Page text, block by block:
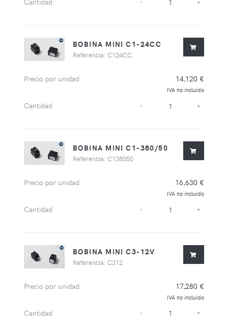
- +
BOBINA MINI C1-24CC
Referencia: C124CC
Precio por unidad 14,120 €
IVA no incluido
Cantidad - +
BOBINA MINI C1-380/50
Referencia: C138050
Precio por unidad 16,630 €
IVA no incluido
Cantidad - +
BOBINA MINI C3-12V
Referencia: C312
Precio por unidad 17,280 €
IVA no incluido
Cantidad - +